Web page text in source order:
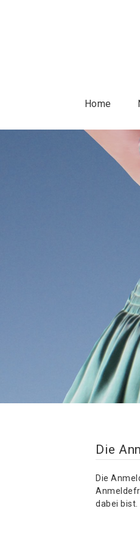
Home
Die
Die
dabei bist.